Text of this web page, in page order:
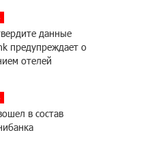
данные
предупреждает о
отелей
в состав